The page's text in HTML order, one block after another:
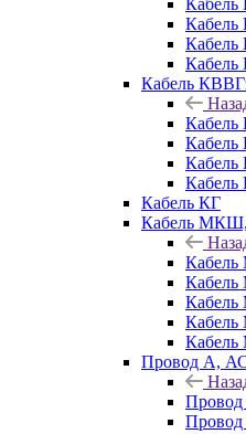
Кабель
Кабель КГ
Кабель
Провод А,